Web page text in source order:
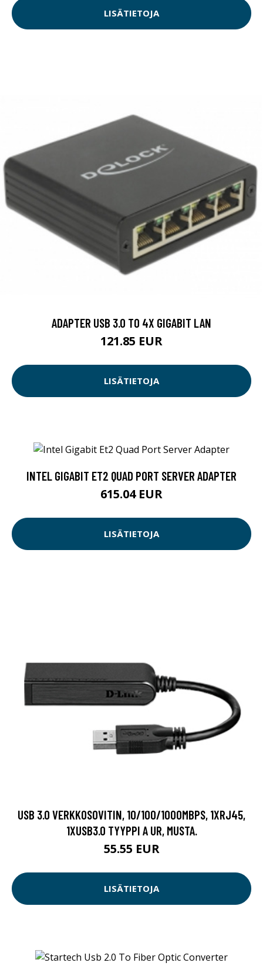
LISÄTIETOJA
ADAPTER USB 3.0 TO 4X GIGABIT LAN
121.85 EUR
LISÄTIETOJA
INTEL GIGABIT ET2 QUAD PORT SERVER ADAPTER
615.04 EUR
LISÄTIETOJA
USB 3.0 VERKKOSOVITIN, 10/100/1000MBPS, 1XRJ45,
1XUSB3.0 TYYPPI A UR, MUSTA.
55.55 EUR
LISÄTIETOJA